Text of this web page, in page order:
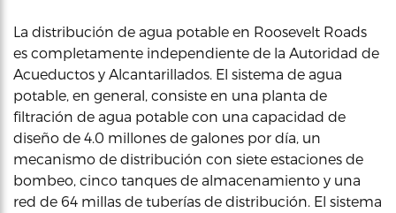
La distribución de agua potable en Roosevelt Roads
es completamente independiente de la Autoridad de
Acueductos y Alcantarillados. El sistema de agua
potable, en general, consiste en una planta de
filtración de agua potable con una capacidad de
diseño de 4.0 millones de galones por día, un
mecanismo de distribución con siete estaciones de
bombeo, cinco tanques de almacenamiento y una
red de 64 millas de tuberías de distribución. El sistema